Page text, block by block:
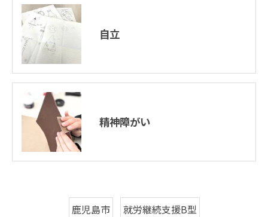
自立
精神障がい
鹿児島市 就労継続支援B型